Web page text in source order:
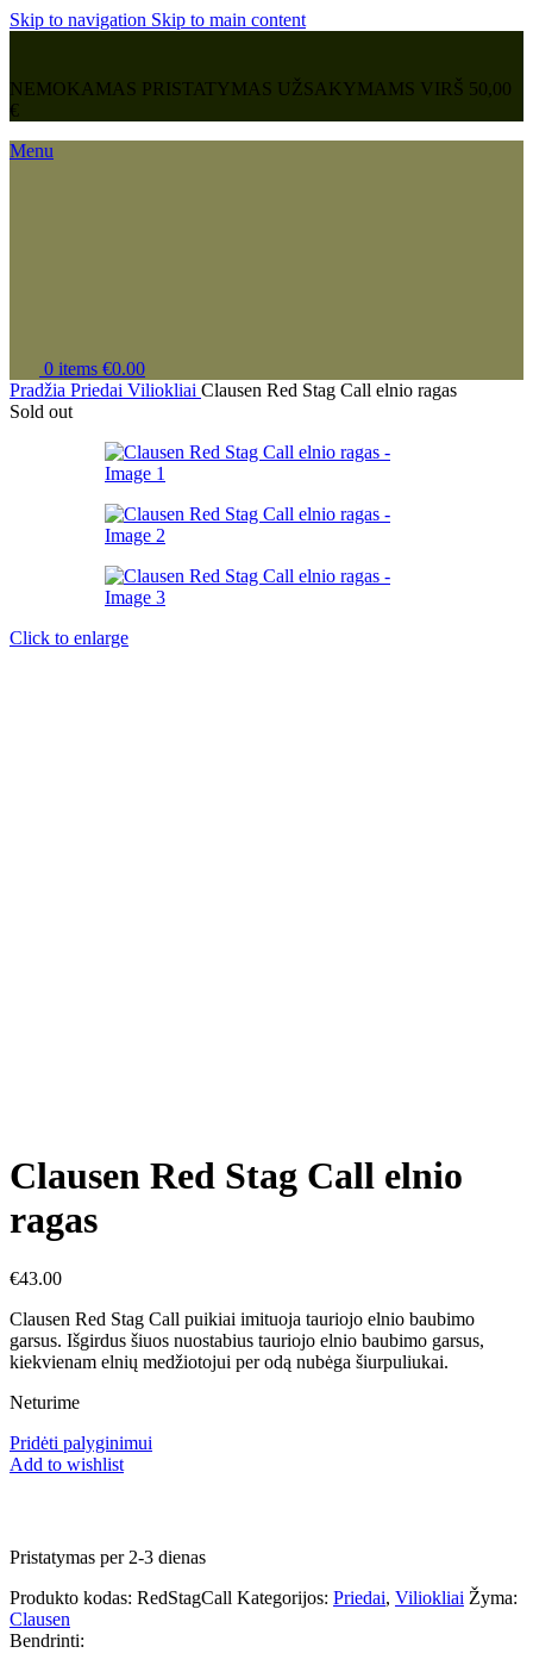
Skip to navigation Skip to main content
NEMOKAMAS PRISTATYMAS UŽSAKYMAMS VIRŠ 50,00
€
Menu
0 items €0.00
Pradžia Priedai Viliokliai Clausen Red Stag Call elnio ragas
Sold out
Click to enlarge
Clausen Red Stag Call elnio
ragas
€43.00
Clausen Red Stag Call puikiai imituoja tauriojo elnio baubimo
garsus. Išgirdus šiuos nuostabius tauriojo elnio baubimo garsus,
kiekvienam elnių medžiotojui per odą nubėga šiurpuliukai.
Neturime
Pridėti palyginimui
Add to wishlist
Pristatymas per 2-3 dienas
Produkto kodas: RedStagCall Kategorijos: Priedai, Viliokliai Žyma:
Clausen
Bendrinti: